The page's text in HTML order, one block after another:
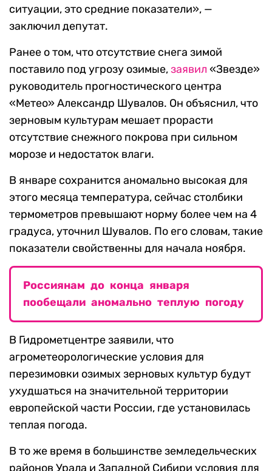
ситуации, это средние показатели», —
заключил депутат.
Ранее о том, что отсутствие снега зимой
поставило под угрозу озимые,заявил «Звезде»
руководитель прогностического центра
«Метео» Александр Шувалов. Он объяснил, что
зерновым культурам мешает прорасти
отсутствие снежного покрова при сильном
морозе и недостаток влаги.
В январе сохранится аномально высокая для
этого месяца температура, сейчас столбики
термометров превышают норму более чем на 4
градуса, уточнил Шувалов. По его словам, такие
показатели свойственны для начала ноября.
Россиянам до конца января
пообещали аномально теплую погоду
В Гидрометцентре заявили, что
агрометеорологические условия для
перезимовки озимых зерновых культур будут
ухудшаться на значительной территории
европейской части России, где установилась
теплая погода.
В то же время в большинстве земледельческих
районов Урала и Западной Сибири условия для